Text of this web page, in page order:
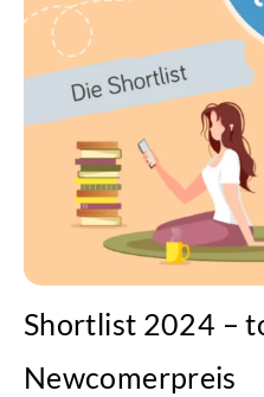
Shortlist 2024 –
Newcomerpreis